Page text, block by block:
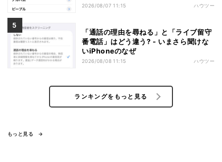
2026/08/07 11:15 ハウツー
「通話の理由を尋ねる」と「ライブ留守
番電話」はどう違う? - いまさら聞けな
いiPhoneのなぜ
2026/08/08 11:15 ハウツー
ランキングをもっと見る
もっと見る